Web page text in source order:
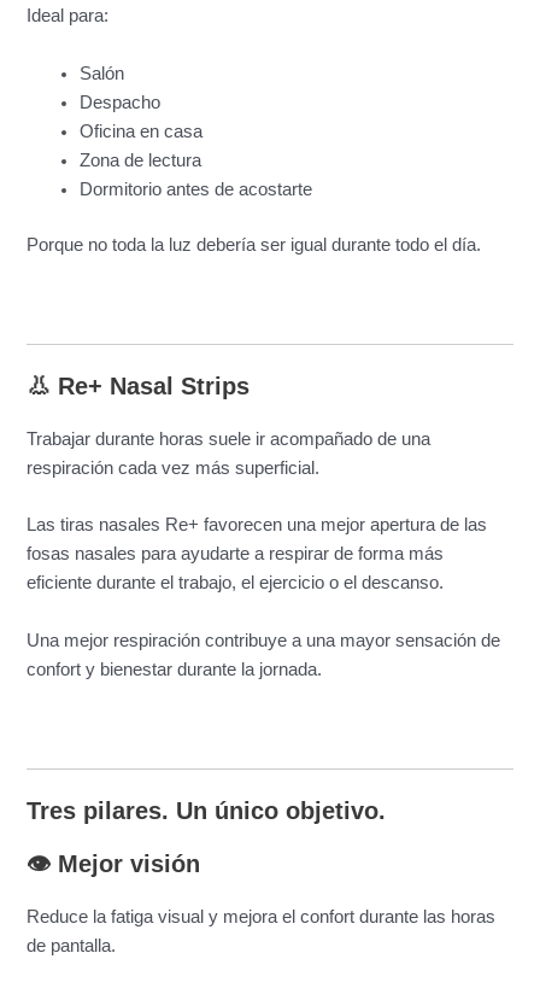
Ideal para:
Salón
Despacho
Oficina en casa
Zona de lectura
Dormitorio antes de acostarte
Porque no toda la luz debería ser igual durante todo el día.
👃 Re+ Nasal Strips
Trabajar durante horas suele ir acompañado de una
respiración cada vez más superficial.
Las tiras nasales Re+ favorecen una mejor apertura de las
fosas nasales para ayudarte a respirar de forma más
eficiente durante el trabajo, el ejercicio o el descanso.
Una mejor respiración contribuye a una mayor sensación de
confort y bienestar durante la jornada.
Tres pilares. Un único objetivo.
👁️ Mejor visión
Reduce la fatiga visual y mejora el confort durante las horas
de pantalla.